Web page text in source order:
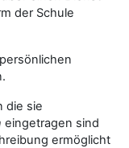
der Schule
die sie
eingetragen sind
ermöglicht